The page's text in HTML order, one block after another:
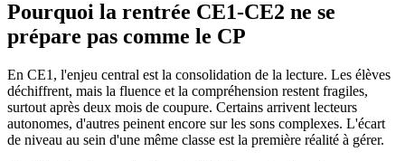
Pourquoi la rentrée CE1-CE2 ne se
prépare pas comme le CP
En CE1, l'enjeu central est la consolidation de la lecture. Les élèves
déchiffrent, mais la fluence et la compréhension restent fragiles,
surtout après deux mois de coupure. Certains arrivent lecteurs
autonomes, d'autres peinent encore sur les sons complexes. L'écart
de niveau au sein d'une même classe est la première réalité à gérer.